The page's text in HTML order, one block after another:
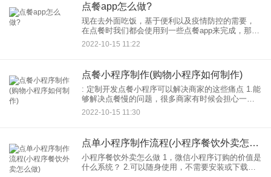
点餐app怎么做?
现在去外面吃饭，基于便利以及疫情防控的需要，
在点餐时我们都会使用到一些点餐app来完成，那么
这些点餐app怎么做呢？ 对于用户而言，如果快速清
晰地了解餐品信
2022-10-15 11:22
点餐小程序制作(购物小程序如何制作)
: 定制开发点餐小程序可以解决商家的这些痛点 1.能
够解决点餐慢的问题，很多商家有时候会担心一件
事，就是我们的客户点餐慢。如果他们在前台点
餐，很多用户会考虑很久，很大程度上影响后期用
2022-10-15 11:30
点单小程序制作流程(小程序餐饮外卖怎么做)
小程序餐饮外卖怎么做 1，微信小程序订购的价值是
什么系统？ 2.可以随身使用，不需要安装或下载，